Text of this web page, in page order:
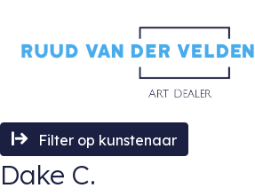
Filter op kunstenaar
Dake C.